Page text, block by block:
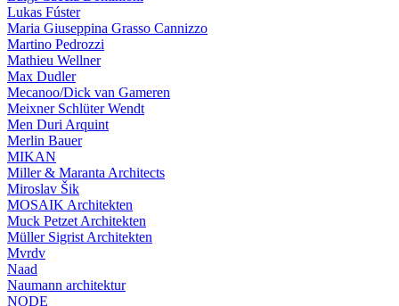
Lukas Fúster
Maria Giuseppina Grasso Cannizzo
Martino Pedrozzi
Mathieu Wellner
Max Dudler
Mecanoo/Dick van Gameren
Meixner Schlüter Wendt
Men Duri Arquint
Merlin Bauer
MIKAN
Miller & Maranta Architects
Miroslav Šik
MOSAIK Architekten
Muck Petzet Architekten
Müller Sigrist Architekten
Mvrdv
Naad
Naumann architektur
NODE